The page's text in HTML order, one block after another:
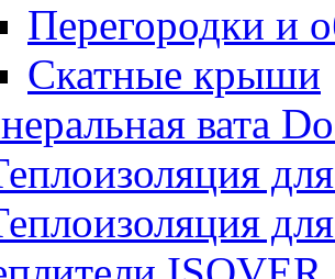
Перегородки и
Скатные крыши
вата